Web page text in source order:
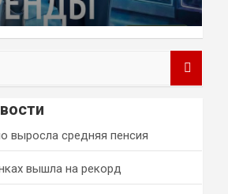
выросла средняя пенсия
вышла на рекорд